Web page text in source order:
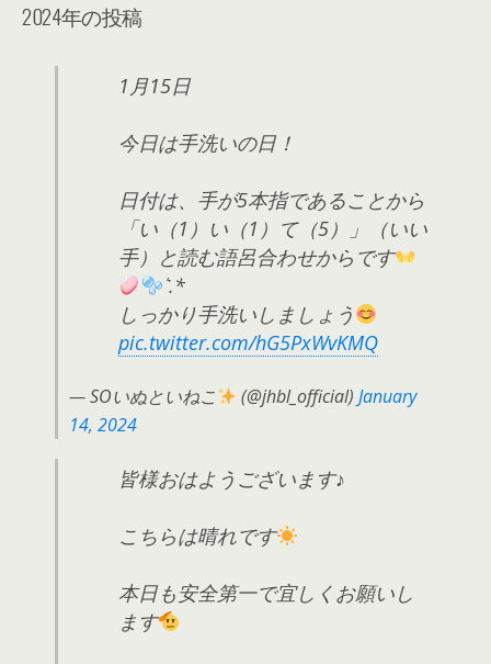
2024年の投稿
1月15日
今日は手洗いの日！
日付は、手が5本指であることから
「い（1）い（1）て（5）」（いい
手）と読む語呂合わせからです
͛.*
しっかり手洗いしましょう
pic.twitter.com/hG5PxWvKMQ
— SOいぬといねこ (@jhbl_official)January
14, 2024
皆様おはようございます♪
こちらは晴れです
本日も安全第一で宜しくお願いし
ます